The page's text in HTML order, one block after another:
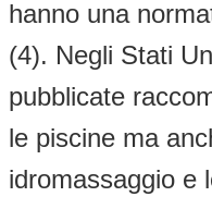
hanno una
(4). Negli Stati
pubblicate
le piscine ma
idromassaggio e